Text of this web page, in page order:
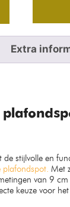
Extra
stijlvolle en
Met
van 9
keuze voor